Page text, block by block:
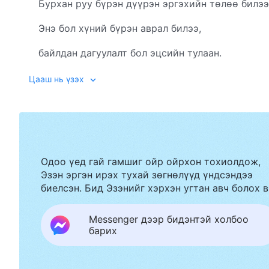
Бурхан руу бүрэн дүүрэн эргэхийн төлөө
Энэ бол хүний бүрэн аврал билээ,
байлдан дагуулалт бол эцсийн тулаан.
Энэ бол Бурханы ялгуусан төлөвлөгөөний
хэн ч сайн хүрэх газарт орохгүй.
Тиймээс хүнд аврал авчрахын тулд
эхлээд Сатан ялагдах ёстой.
Цааш нь үзэх
Одоо үед гай гамшиг ойр ойрхон тохиолдож,
Эзэн эргэн ирэх тухай зөгнөлүүд үндсэндээ
биелсэн. Бид Эзэнийг хэрхэн угтан авч болох
Messenger дээр бидэнтэй холбоо
барих